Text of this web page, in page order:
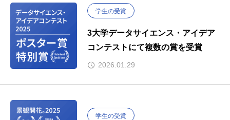
学生の受賞
3大学データサイエンス・アイデア
コンテストにて複数の賞を受賞
2026.01.29
学生の受賞